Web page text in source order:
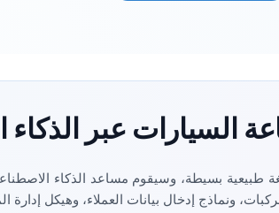
السيارات عبر الذكاء
ونماذج إدخال بيانات العملاء، وهيكل إدارة